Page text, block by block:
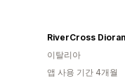
RiverCross
이탈리아
앱 사용 기간 4개월